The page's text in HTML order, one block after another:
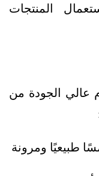
المنتجات
عالي الجودة من
طبيعيًا ومرونة